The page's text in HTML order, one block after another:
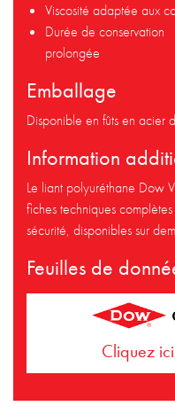
Viscosité adaptée aux
Durée de conservation
prolongée
Emballage
Disponible en fûts en
Information
Le liant polyuréthane Dow
fiches techniques
sécurité, disponibles sur
Feuilles de
Cliquez